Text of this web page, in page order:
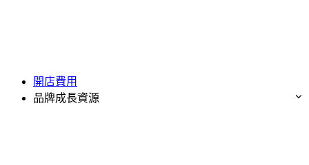
開店費用
品牌成長資源